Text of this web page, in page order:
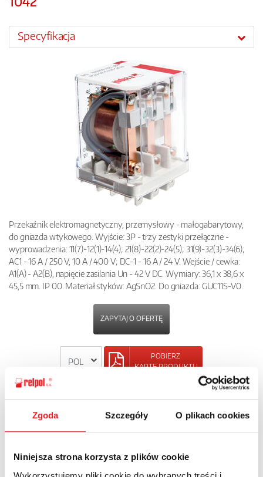
Zgoda Szczegóły O plikach cookies
Niniejsza strona korzysta z plików cookie
Specyfikacja
Przekaźnik elektromagnetyczny, przemysłowy - małogabarytowy,
do gniazda wtykowego. Wyjście: 3P - trzy zestyki przełączne -
wyprowadzenia: 11(7)-12(1)-14(4); 21(8)-22(2)-24(5); 31(9)-32(3)-34(6);
AC1 - 16 A / 250 V, 10 A / 400 V; DC-1 - 16 A / 24 V. Wejście / cewka:
A1(A) - A2(B), napięcie zasilania Un - 42 V DC. Wymiary: 36,1 x 38,6 x
45,5 mm. IP 00. Materiał styków: AgSnO2. Do gniazda: GUC11S-V0.
ZAPYTAJ O OFERTĘ
POBIERZ
KARTĘ PRODUKTU
POWRÓT
Zapytaj o szczegóły oferty